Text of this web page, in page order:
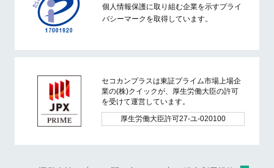
個人情報保護に取り組む企業を示すプライ
バシーマークを取得しています。
セコカンプラスは東証プライム市場上場企
業の(株)クイックが、厚生労働大臣の許可
を受けて運営しています。
厚生労働大臣許可27-ユ-020100